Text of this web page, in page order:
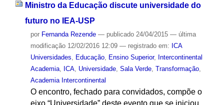
Ministro da Educação discute universidade do
futuro no IEA-USP
por Fernanda Rezende — publicado24/04/2015 — última
modificação12/02/2016 12:09 — registrado em: ICA
Universidades
Educação, Ensino Superior, Intercontinental
Academia, ICA, Universidade, Sala Verde, Transformação,
Academia Intercontinental
O encontro, fechado para convidados, compõe o
eixo “Universidade” deste evento que se iniciou